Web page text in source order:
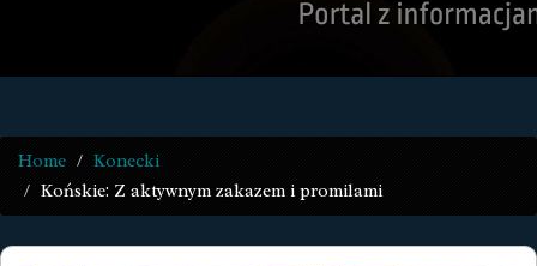
Home
Konecki
Końskie: Z aktywnym zakazem i promilami